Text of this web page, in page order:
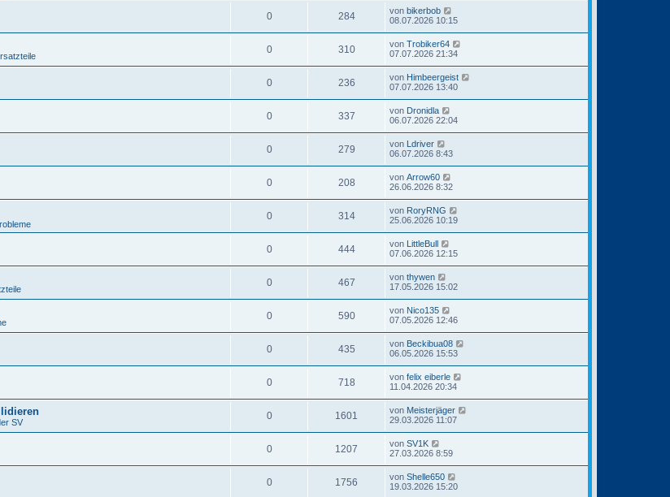
0 284 von bikerbob
08.07.2026 10:15
0 310 von Trobiker64
07.07.2026 21:34
0 236 von Himbeergeist
07.07.2026 13:40
0 337 von Dronidla
06.07.2026 22:04
0 279 von
Ldriver
06.07.2026 8:43
0 208 von Arrow60
26.06.2026 8:32
0 314 von RoryRNG
25.06.2026 10:19
0 444 von
LittleBull
07.06.2026 12:15
0 467 von thywen
17.05.2026 15:02
0 590 von Nico135
07.05.2026 12:46
0 435 von Beckibua08
06.05.2026 15:53
0 718 von felix eiberle
11.04.2026 20:34
SV
0 1601 von Meisterjäger
29.03.2026 11:07
0 1207 von SV1K
27.03.2026 8:59
0 1756 von Shelle650
19.03.2026 15:20